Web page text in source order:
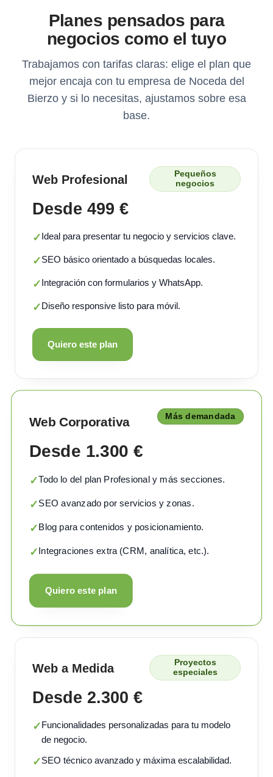
Planes pensados para
negocios como el tuyo
Trabajamos con tarifas claras: elige el plan que
mejor encaja con tu empresa de Noceda del
Bierzo y si lo necesitas, ajustamos sobre esa
base.
Web Profesional
Pequeños
negocios
Desde 499 €
✓Ideal para presentar tu negocio y servicios clave.
✓SEO básico orientado a búsquedas locales.
✓Integración con formularios y WhatsApp.
✓Diseño responsive listo para móvil.
Quiero este plan
Web Corporativa Más demandada
Desde 1.300 €
✓Todo lo del plan Profesional y más secciones.
✓SEO avanzado por servicios y zonas.
✓Blog para contenidos y posicionamiento.
✓Integraciones extra (CRM, analítica, etc.).
Quiero este plan
Web a Medida
Proyectos
especiales
Desde 2.300 €
✓Funcionalidades personalizadas para tu modelo
de negocio.
✓SEO técnico avanzado y máxima escalabilidad.